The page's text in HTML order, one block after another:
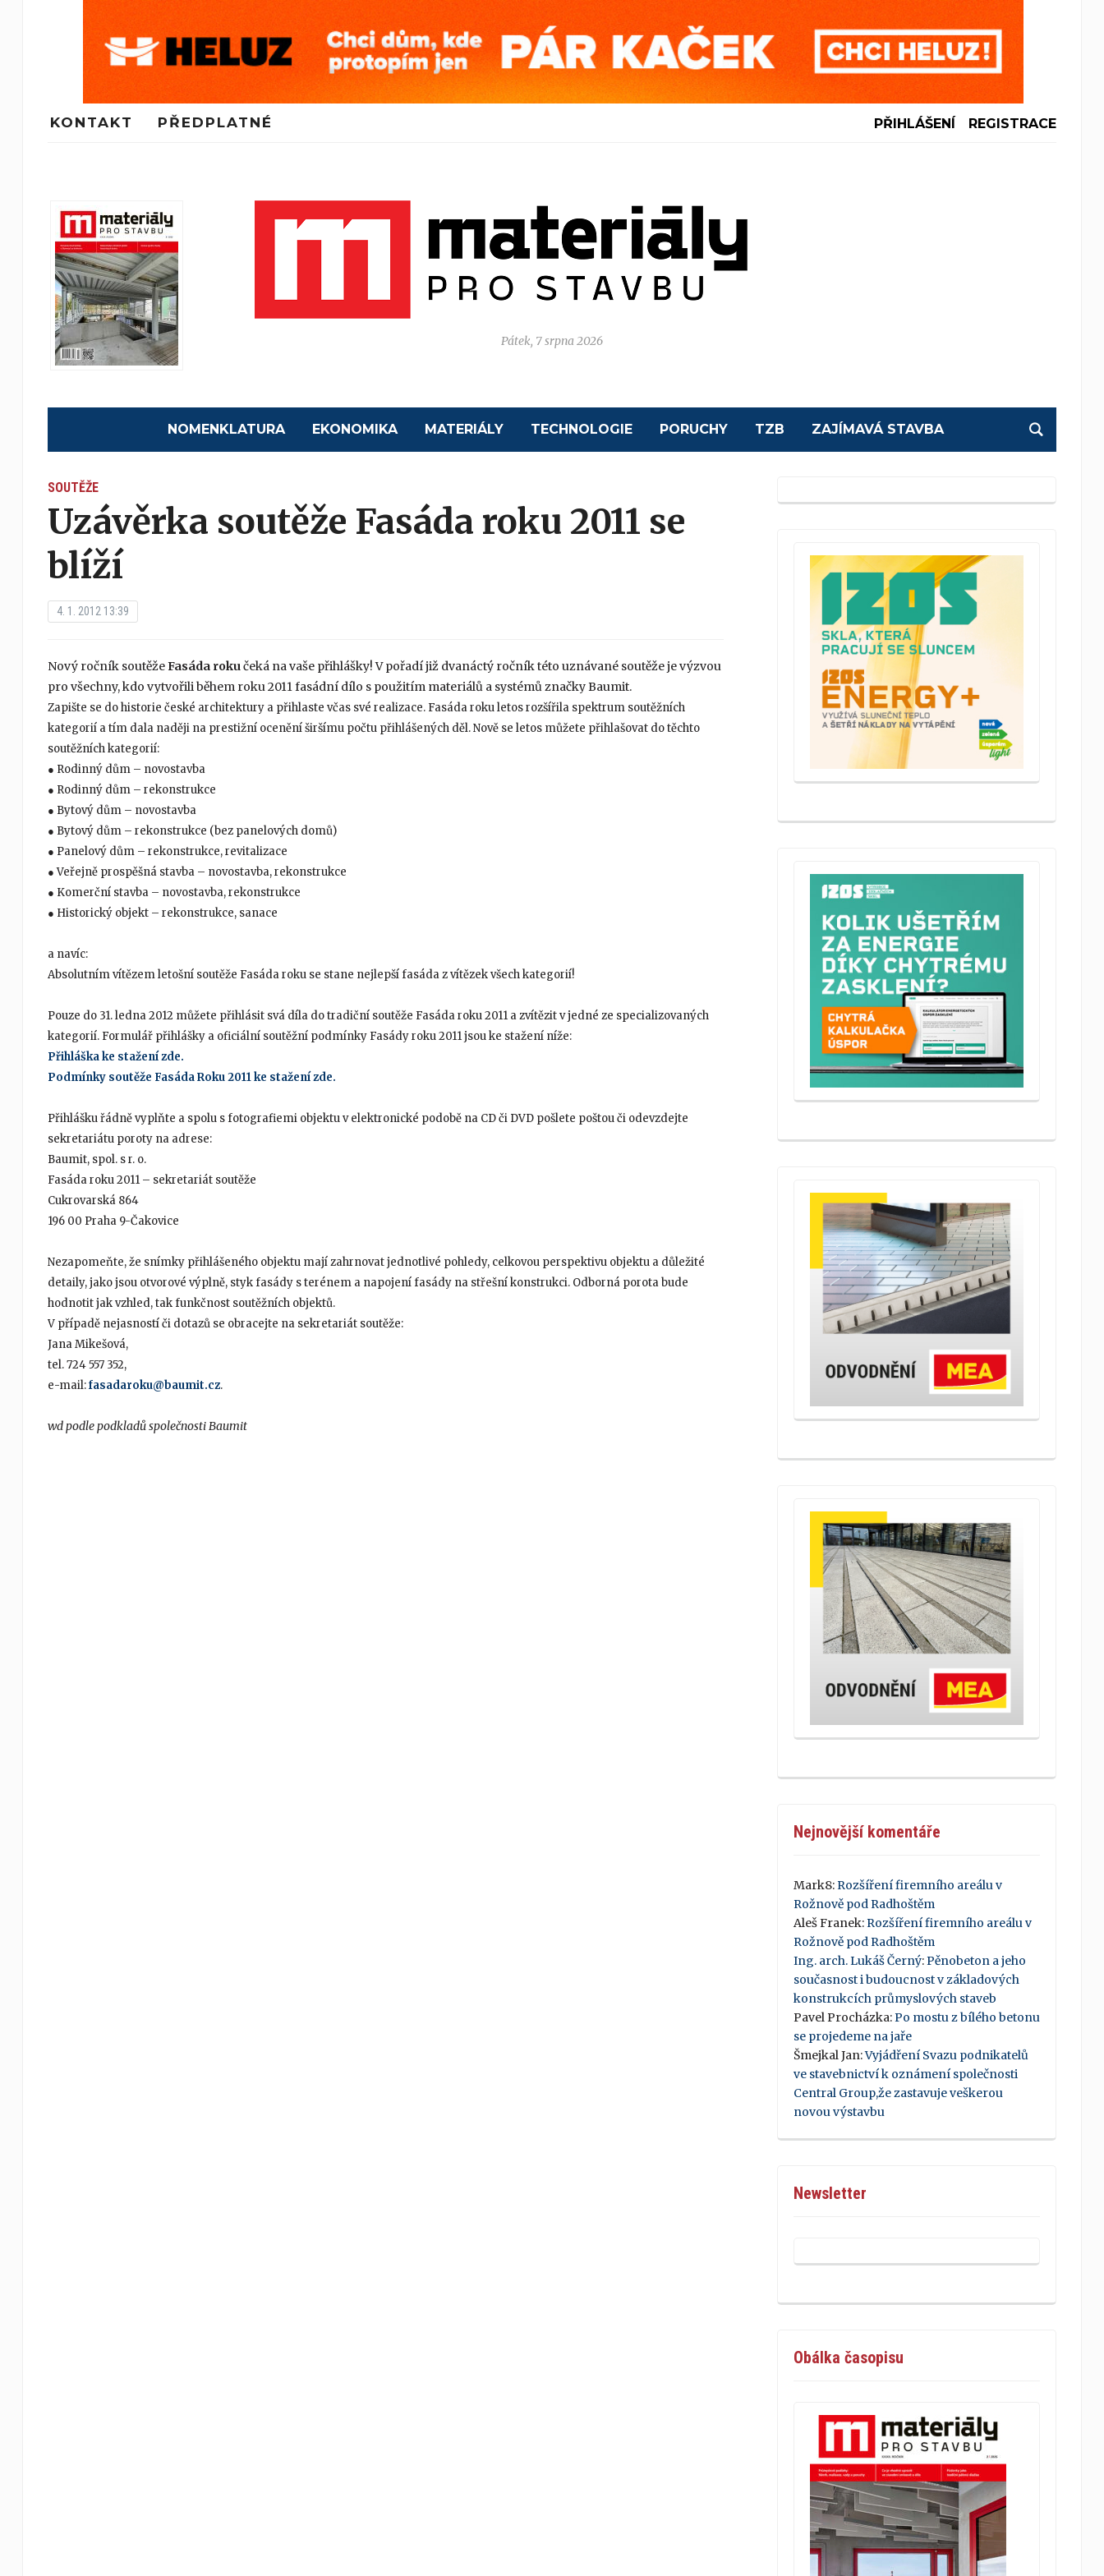
KONTAKT PŘEDPLATNÉ PŘIHLÁŠENÍ REGISTRACE
Pátek, 7 srpna 2026
NOMENKLATURA EKONOMIKA MATERIÁLY TECHNOLOGIE PORUCHY TZB ZAJÍMAVÁ STAVBA
SOUTĚŽE
Uzávěrka soutěže Fasáda roku 2011 se
blíží
4. 1. 2012 13:39
Nový ročník soutěžeFasáda rokučeká na vaše přihlášky! V pořadí již dvanáctý ročník této uznávané soutěže je výzvou
pro všechny, kdo vytvořili během roku 2011 fasádní dílo s použitím materiálů a systémů značky Baumit.
Zapište se do historie české architektury a přihlaste včas své realizace. Fasáda roku letos rozšířila spektrum soutěžních
kategorií a tím dala naději na prestižní ocenění širšímu počtu přihlášených děl. Nově se letos můžete přihlašovat do těchto
soutěžních kategorií:
● Rodinný dům – novostavba
● Rodinný dům – rekonstrukce
● Bytový dům – novostavba
● Bytový dům – rekonstrukce (bez panelových domů)
● Panelový dům – rekonstrukce, revitalizace
● Veřejně prospěšná stavba – novostavba, rekonstrukce
● Komerční stavba – novostavba, rekonstrukce
● Historický objekt – rekonstrukce, sanace
a navíc:
Absolutním vítězem letošní soutěže Fasáda roku se stane nejlepší fasáda z vítězek všech kategorií!
Pouze do 31. ledna 2012 můžete přihlásit svá díla do tradiční soutěže Fasáda roku 2011 a zvítězit v jedné ze specializovaných
kategorií. Formulář přihlášky a oficiální soutěžní podmínky Fasády roku 2011 jsou ke stažení níže:
Přihláška ke stažení zde.
Podmínky soutěže Fasáda Roku 2011 ke stažení zde.
Přihlášku řádně vyplňte a spolu s fotografiemi objektu v elektronické podobě na CD či DVD pošlete poštou či odevzdejte
sekretariátu poroty na adrese:
Baumit, spol. s r. o.
Fasáda roku 2011 – sekretariát soutěže
Cukrovarská 864
196 00 Praha 9-Čakovice
Nezapomeňte, že snímky přihlášeného objektu mají zahrnovat jednotlivé pohledy, celkovou perspektivu objektu a důležité
detaily, jako jsou otvorové výplně, styk fasády s terénem a napojení fasády na střešní konstrukci. Odborná porota bude
hodnotit jak vzhled, tak funkčnost soutěžních objektů.
V případě nejasností či dotazů se obracejte na sekretariát soutěže:
Jana Mikešová,
tel. 724 557 352,
e-mail:fasadaroku@baumit.cz.
wd podle podkladů společnosti Baumit
Nejnovější komentáře
Mark8:Rozšíření firemního areálu v
Rožnově pod Radhoštěm
Aleš Franek:Rozšíření firemního areálu v
Rožnově pod Radhoštěm
Ing. arch. Lukáš Černý:Pěnobeton a jeho
současnost i budoucnost v základových
konstrukcích průmyslových staveb
Pavel Procházka:Po mostu z bílého betonu
se projedeme na jaře
Šmejkal Jan:Vyjádření Svazu podnikatelů
ve stavebnictví k oznámení společnosti
Central Group,že zastavuje veškerou
novou výstavbu
Newsletter
Obálka časopisu